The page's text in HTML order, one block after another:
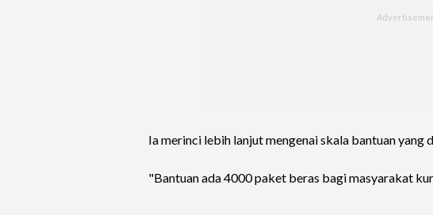
Ia merinci lebih lanjut mengenai skala bantuan yang
"Bantuan ada 4000 paket beras bagi masyarakat